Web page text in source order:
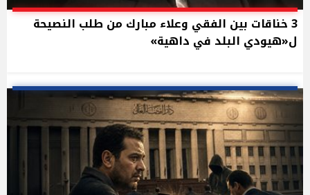
3 خناقات بين الفقي وعلاء مبارك من طلب النصيحة
ل«هيودي البلد في داهية»